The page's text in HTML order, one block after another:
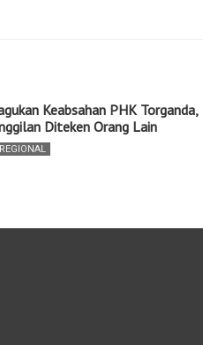
Keabsahan PHK Torganda,
Diteken Orang Lain
REGIONAL